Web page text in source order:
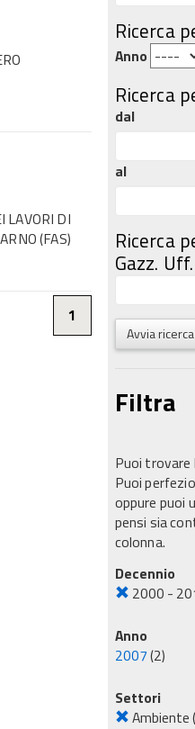
LAVORI DI
(FAS)
1
Ricerca
Anno
Ricerca
dal
al
Ricerca
Gazz. Uff.
Avvia ricerca
Filtra
Puoi trovare
Puoi
oppure puoi
pensi sia
colonna.
Decennio
2000 -
Anno
2007(2)
Settori
Ambiente